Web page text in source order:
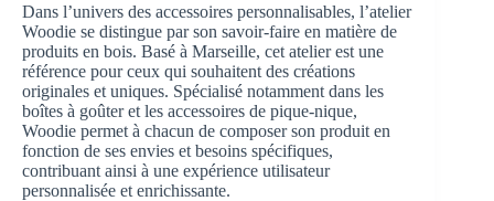
Dans l’univers des accessoires personnalisables, l’atelier
Woodie se distingue par son savoir-faire en matière de
produits en bois. Basé à Marseille, cet atelier est une
référence pour ceux qui souhaitent des créations
originales et uniques. Spécialisé notamment dans les
boîtes à goûter et les accessoires de pique-nique,
Woodie permet à chacun de composer son produit en
fonction de ses envies et besoins spécifiques,
contribuant ainsi à une expérience utilisateur
personnalisée et enrichissante.